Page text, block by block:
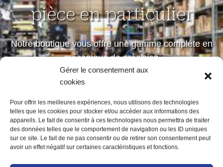
Gérer le consentement aux
cookies
Pour offrir les meilleures expériences, nous utilisons des technologies
telles que les cookies pour stocker et/ou accéder aux informations des
appareils. Le fait de consentir à ces technologies nous permettra de traiter
des données telles que le comportement de navigation ou les ID uniques
sur ce site. Le fait de ne pas consentir ou de retirer son consentement peut
avoir un effet négatif sur certaines caractéristiques et fonctions.
pièce en particulier
Notre boutique vous offre une gamme complète en
mécanique de précision
petites et moyennes séries
Notre boutique